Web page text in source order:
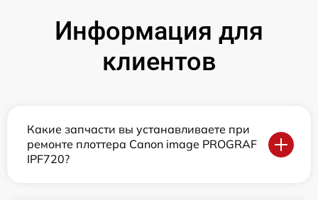
Информация для
клиентов
Какие запчасти вы устанавливаете при
ремонте плоттера Canon image PROGRAF
IPF720?